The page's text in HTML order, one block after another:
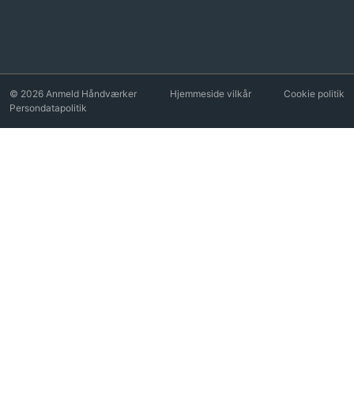
© 2026 Anmeld Håndværker Hjemmeside vilkår
Cookie politik
Persondatapolitik